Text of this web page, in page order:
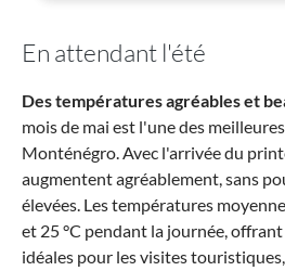
En attendant l'été
Des températures agréables et
mois de mai est l'une des
Monténégro. Avec l'arrivée du
augmentent agréablement, sans
élevées. Les températures
et 25 °C pendant la journée,
idéales pour les visites